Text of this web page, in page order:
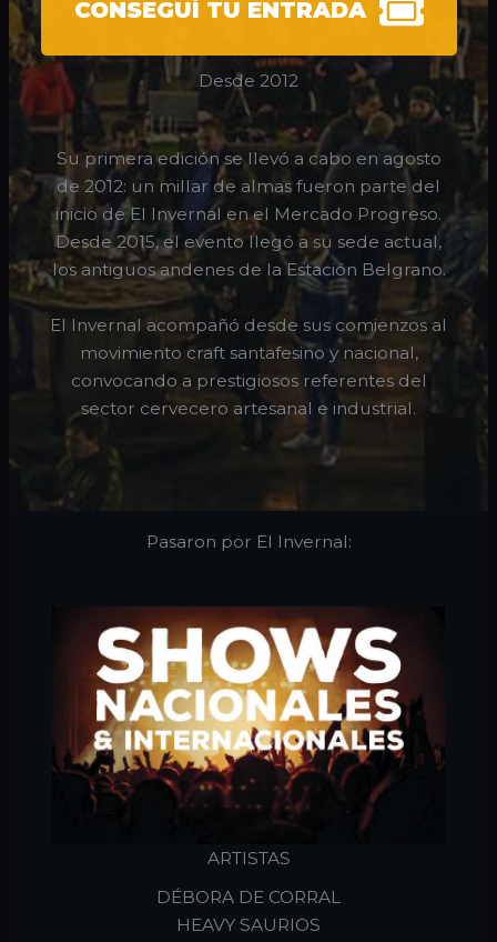
CONSEGUÍ TU ENTRADA
Desde 2012
Su primera edición se llevó a cabo en agosto
de 2012: un millar de almas fueron parte del
inicio de El Invernal en el Mercado Progreso.
Desde 2015, el evento llegó a su sede actual,
los antiguos andenes de la Estación Belgrano.
El Invernal acompañó desde sus comienzos al
movimiento craft santafesino y nacional,
convocando a prestigiosos referentes del
sector cervecero artesanal e industrial.
Pasaron por El Invernal:
ARTISTAS
DÉBORA DE CORRAL
HEAVY SAURIOS